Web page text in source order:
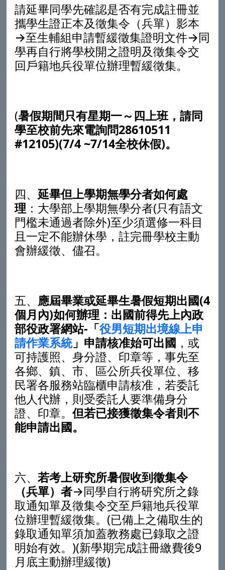
請延畢同學先確認是否有完成註冊並
攜學生證正本及徵集令（兵單）影本
→至生輔組申請暫緩徵集證明文件→同
學再自行將學校開之證明及徵集令交
回戶籍地兵役單位辦理暫緩徵集。
(暑假期間只有星期一～四上班，請同
學至校前先來電詢問28610511
#12105)(7/4 ~7/14全校休假)。
四、延畢但上學期無學分者如何處
理 ：大學部上學期無學分者(只有語文
門檻未通過者除外)至少須選修一科目
且一定不能辦休學，註完冊學校主動
會辦緩徵、儘召。
五、 應屆畢業或延畢生暑假短期出國(4
個月內)如何辦理 ：出國前得先上內政
部役政署網站-「役男短期出境線上申
請作業系統」申請核准始可出國 ，或
可持護照、身分證、印章等，事先至
各鄉、鎮、市、區公所兵役單位、移
民署各服務站臨櫃申請核准，若委託
他人代辦，則受委託人要準備身分
證、印章。但若已接獲徵集令者則不
能申請出國。
六、若考上研究所暑假收到徵集令
（兵單）者→同學自行將研究所之錄
取通知單及徵集令交至戶籍地兵役單
位辦理暫緩徵集。(已備上之備取生的
錄取通知單須加蓋教務處已錄取之證
明始有效。)(新學期完成註冊繳費後9
月底主動辦理緩徵)